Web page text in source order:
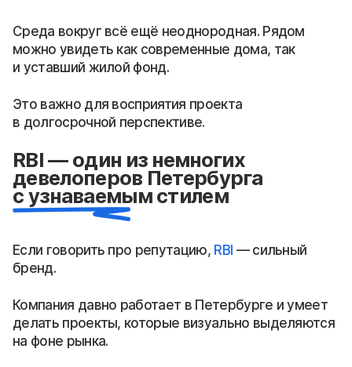
Среда вокруг всё ещё неоднородная. Рядом
можно увидеть как современные дома, так
и уставший жилой фонд.
Это важно для восприятия проекта
в долгосрочной перспективе.
RBI — один из немногих
девелоперов Петербурга
с узнаваемым стилем
Если говорить про репутацию, RBI — сильный
бренд.
Компания давно работает в Петербурге и умеет
делать проекты, которые визуально выделяются
на фоне рынка.